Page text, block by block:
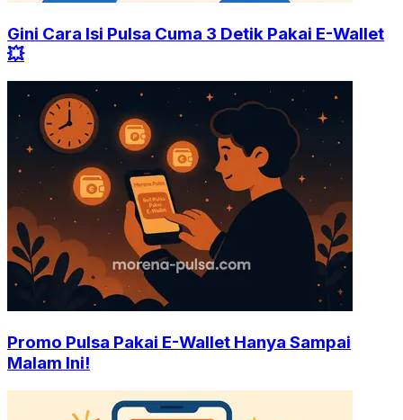
Gini Cara Isi Pulsa Cuma 3 Detik Pakai E-Wallet
💥
Promo Pulsa Pakai E-Wallet Hanya Sampai
Malam Ini!